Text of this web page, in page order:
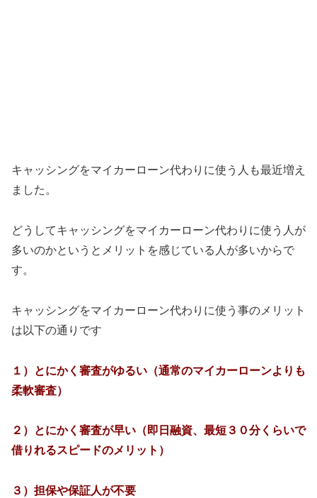
キャッシングをマイカーローン代わりに使う人も最近増え
ました。
どうしてキャッシングをマイカーローン代わりに使う人が
多いのかというとメリットを感じている人が多いからで
す。
キャッシングをマイカーローン代わりに使う事のメリット
は以下の通りです
１）とにかく審査がゆるい（通常のマイカーローンよりも
柔軟審査）
２）とにかく審査が早い（即日融資、最短３０分くらいで
借りれるスピードのメリット）
３）担保や保証人が不要